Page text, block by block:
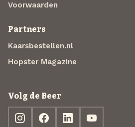
Voorwaarden
Partners
Kaarsbestellen.nl
Hopster Magazine
Volg de Beer